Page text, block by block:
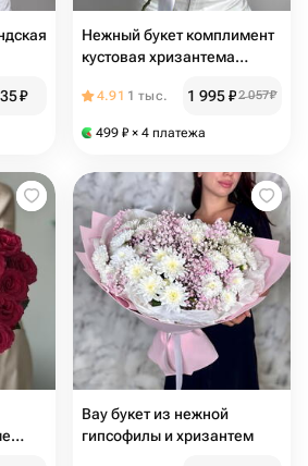
₽
Нежный букет комплимент
кустовая хризантема
4.91 1 тыс. 1 995₽2 057₽
499 ₽ × 4 платежа
Вау букет из нежной
гипсофилы и хризантем